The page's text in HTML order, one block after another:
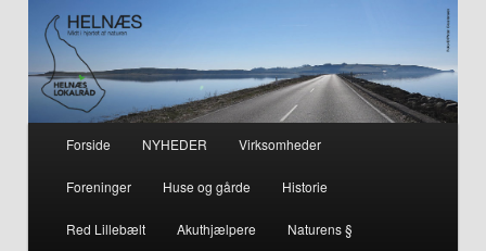
Helnæs
– smuk på alle årstider i hjertet af naturen
Fortsæt
til
primært
Fortsæt
til
sekundært
Forside NYHEDER Virksomheder
Foreninger Huse og gårde Historie
Red Lillebælt Akuthjælpere Naturens §